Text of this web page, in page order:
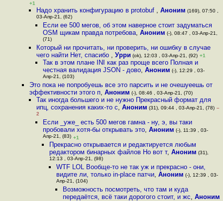
+1
Надо хранить конфигурацию в protobuf , Аноним (169), 07:50 ,
03-Апр-21, (62)
Если ее 500 мегов, об этом наверное стоит задуматься
OSM щикам правда потребова, Аноним (-), 08:47 , 03-Апр-21,
(71)
Который ни прочитать, ни проверить, ни ошибку в случае
чего найти Нет, спасибо , Урри (ok), 12:03 , 03-Апр-21, (92) +1
Так в этом плане INI как раз проще всего Полная и
честная валидация JSON - дово, Аноним (-), 12:29 , 03-
Апр-21, (103)
Это пока не попробуешь все это парсить и не очешуеешь от
эффективности этого п,Аноним (-), 08:46 , 03-Апр-21, (70)
Так иногда большего и не нужно Прекрасный формат для
ипц, сохранения каких-то с, Аноним (31), 09:44 , 03-Апр-21, (78) –
2
Если _уже_ есть 500 мегов гамна - ну, э, вы таки
пробовали хотя-бы открывать это, Аноним (-), 11:39 , 03-
Апр-21, (83) +1
Прекрасно открывается и редактируется любым
редактором бинарных файлов Но вот т,Аноним (31),
12:13 , 03-Апр-21, (98)
WTF LOL Вообще-то не так уж и прекрасно - они,
видите ли, только in-place патчи, Аноним (-), 12:39 , 03-
Апр-21, (104)
Возможность посмотреть, что там и куда
передаётся, всё таки дорогого стоит, и жс, Аноним